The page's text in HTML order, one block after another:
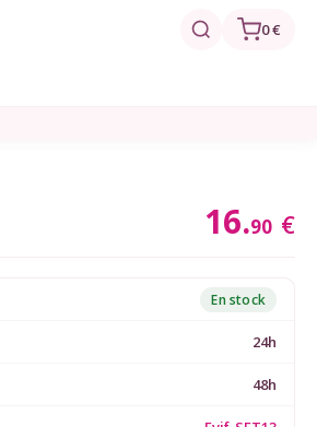
0 €
16.90 €
En stock
24h
48h